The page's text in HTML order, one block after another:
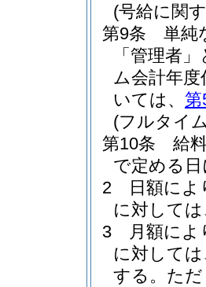
(号給に関
第9条
単純
「管理者
ム会計年
いては、 第
(フルタイ
第10条
給
で定める
2
日額に
に対して
3
月額に
に対して
する。 た